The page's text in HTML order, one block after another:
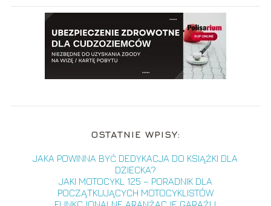
OSTATNIE WPISY:
JAKA POWINNA BYĆ DEDYKACJA DO KSIĄŻKI DLA
DZIECKA?
JAKI MOTOCYKL 125 – PORADNIK DLA
POCZĄTKUJĄCYCH MOTOCYKLISTÓW